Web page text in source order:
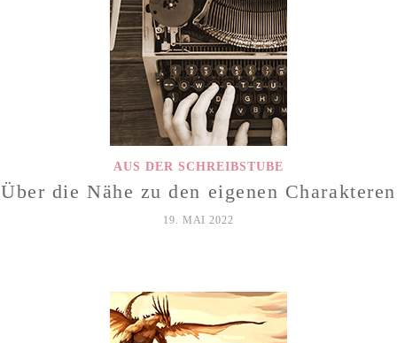
AUS DER SCHREIBSTUBE
Über die Nähe zu den eigenen Charakteren
19. MAI 2022